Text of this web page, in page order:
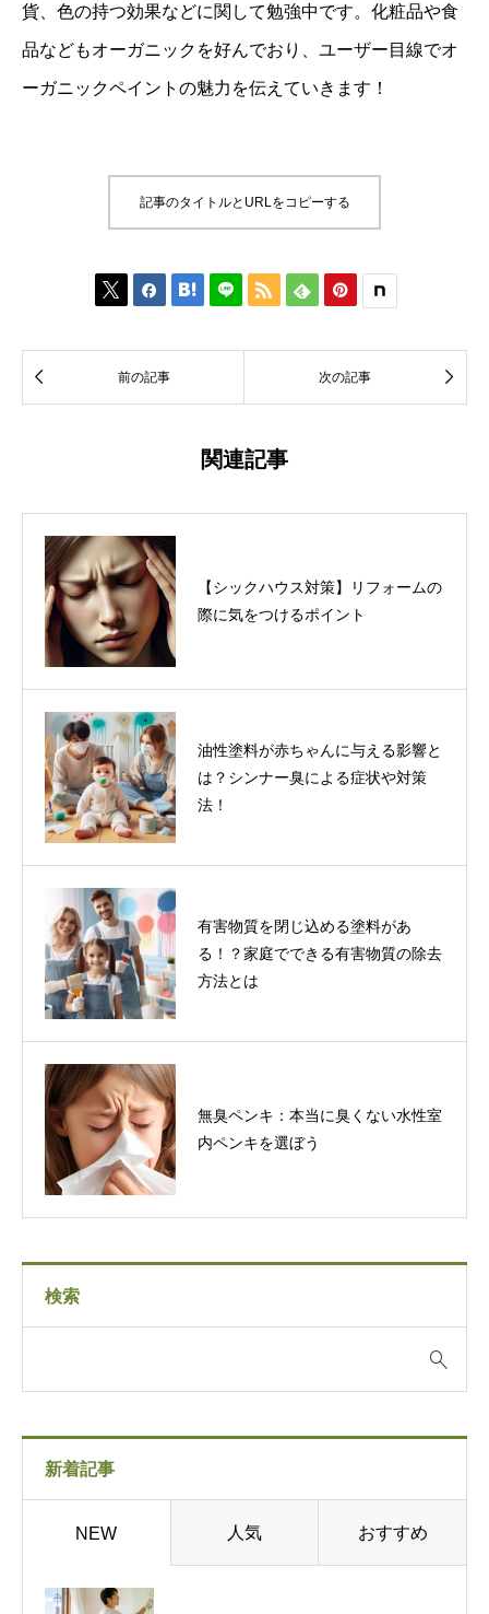
貨、色の持つ効果などに関して勉強中です。化粧品や食
品などもオーガニックを好んでおり、ユーザー目線でオ
ーガニックペイントの魅力を伝えていきます！
記事のタイトルとURLをコピーする
     
 前の記事 次の記事 
関連記事
【シックハウス対策】リフォームの
際に気をつけるポイント
油性塗料が赤ちゃんに与える影響と
は？シンナー臭による症状や対策
法！
有害物質を閉じ込める塗料があ
る！？家庭でできる有害物質の除去
方法とは
無臭ペンキ：本当に臭くない水性室
内ペンキを選ぼう
検索
新着記事
NEW 人気 おすすめ